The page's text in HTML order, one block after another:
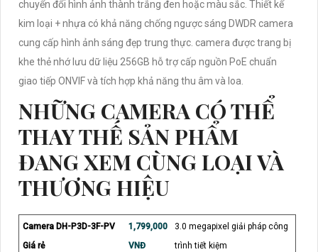
chuyển đổi hình ảnh thành trắng đen hoặc màu sắc. Thiết kế
kim loại + nhựa có khả năng chống ngược sáng DWDR camera
cung cấp hình ảnh sáng đẹp trung thực. camera được trang bị
khe thẻ nhớ lưu dữ liệu 256GB hỗ trợ cấp nguồn PoE chuẩn
giao tiếp ONVIF và tích hợp khả năng thu âm và loa.
NHỮNG CAMERA CÓ THỂ
THAY THẾ SẢN PHẨM
ĐANG XEM CÙNG LOẠI VÀ
THƯƠNG HIỆU
Camera DH-P3D-3F-PV
Giá rẻ
1,799,000
VNĐ
3.0 megapixel giải pháp công
trình tiết kiệm